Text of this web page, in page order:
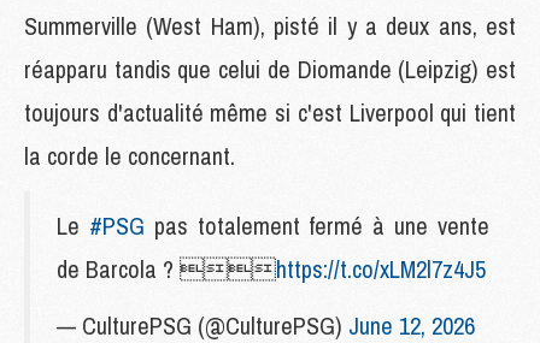
Summerville (West Ham), pisté il y a deux ans, est
réapparu tandis que celui de Diomande (Leipzig) est
toujours d'actualité même si c'est Liverpool qui tient
la corde le concernant.
Le #PSG pas totalement fermé à une vente
de Barcola ? https://t.co/xLM2l7z4J5
— CulturePSG (@CulturePSG) June 12, 2026